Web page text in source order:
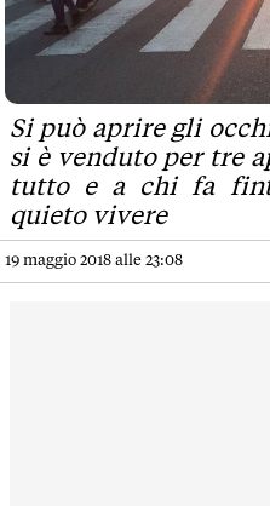
Si può aprire gli
si è venduto per tre
tutto e a chi fa
quieto vivere
19 maggio 2018 alle 23:08